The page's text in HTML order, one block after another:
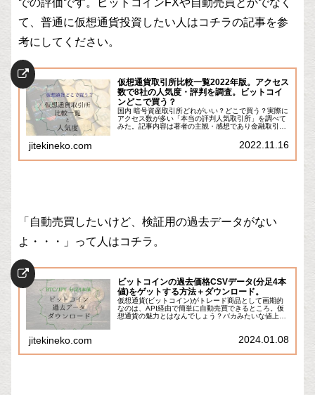
での評価です。ビットコインFXや自動売買とかでなく
て、普通に仮想通貨投資したい人はコチラの記事を参
考にしてください。
仮想通貨取引所比較一覧2022年版。アクセス
数で8社の人気度・評判を調査。ビットコイ
ンどこで買う？
国内 暗号資産取引所どれがいい？どこで買う？実際に
アクセス数が多い「本当の評判人気取引所」を調べて
みた。記事内容は著者の主観・感想であり金融取引を
引にはリスクがありますので自己責任で投資くださ...
jitekineko.com 2022.11.16
「自動売買したいけど、検証用の過去データがない
よ・・・」って人はコチラ。
ビットコインの過去価格CSVデータ(分足4本
値)をゲットする方法＋ダウンロード。
仮想通貨(ビットコイン)がトレード商品として画期的
なのは、API経由で簡単に自動売買できるところ。仮
想通貨の魅力とはなんでしょう？バカみたいな値上が
jitekineko.com 2024.01.08